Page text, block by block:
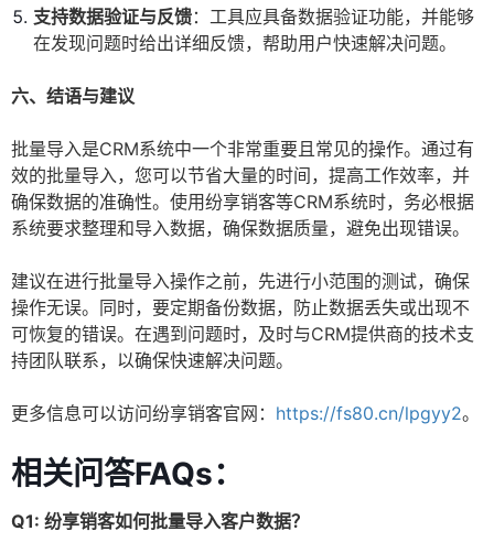
支持数据验证与反馈：工具应具备数据验证功能，并能够
在发现问题时给出详细反馈，帮助用户快速解决问题。
六、结语与建议
批量导入是CRM系统中一个非常重要且常见的操作。通过有
效的批量导入，您可以节省大量的时间，提高工作效率，并
确保数据的准确性。使用纷享销客等CRM系统时，务必根据
系统要求整理和导入数据，确保数据质量，避免出现错误。
建议在进行批量导入操作之前，先进行小范围的测试，确保
操作无误。同时，要定期备份数据，防止数据丢失或出现不
可恢复的错误。在遇到问题时，及时与CRM提供商的技术支
持团队联系，以确保快速解决问题。
更多信息可以访问纷享销客官网： https://fs80.cn/lpgyy2。
相关问答FAQs：
Q1: 纷享销客如何批量导入客户数据？